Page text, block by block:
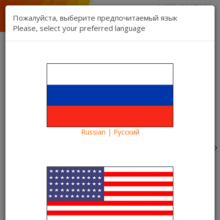
1 (888) 832 17 16
1 (888) 827 06 06
техническая поддержка
Связь Регистрация Вход
Kartina TV Brooklyn
Категории
Что посмотреть?
она шикует
Смотрите увлекательную
комедию «Поймай толстуху,
Пожалуйста, выберите предпочитаемый язык
Please, select your preferred language
Russian | Русский